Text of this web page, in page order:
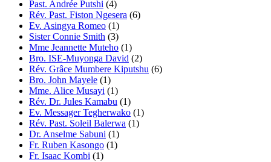
Past. Andrée Putshi (4)
Rév. Past. Fiston Ngesera (6)
Ev. Asingya Romeo (1)
Sister Connie Smith (3)
Mme Jeannette Muteho (1)
Bro. ISE-Muyonga David (2)
Rév. Grâce Mumbere Kiputshu (6)
Bro. John Mayele (1)
Mme. Alice Musayi (1)
Rév. Dr. Jules Kamabu (1)
Ev. Messager Tegherwako (1)
Rév. Past. Soleil Balerwa (1)
Dr. Anselme Sabuni (1)
Fr. Ruben Kasongo (1)
Fr. Isaac Kombi (1)